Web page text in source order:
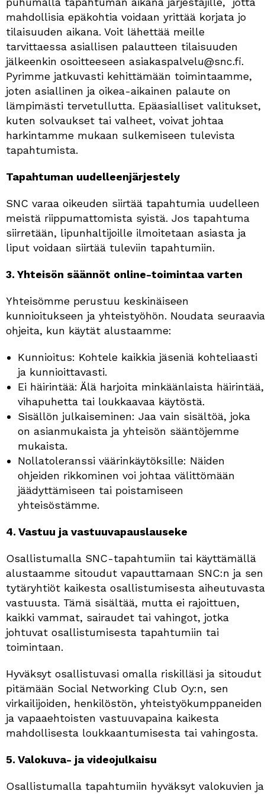
mahdollisia epäkohtia voidaan yrittää korjata jo
tilaisuuden aikana. Voit lähettää meille
tarvittaessa asiallisen palautteen tilaisuuden
jälkeenkin osoitteeseen asiakaspalvelu@snc.fi.
Pyrimme jatkuvasti kehittämään toimintaamme,
joten asiallinen ja oikea-aikainen palaute on
lämpimästi tervetullutta. Epäasialliset valitukset,
kuten solvaukset tai valheet, voivat johtaa
harkintamme mukaan sulkemiseen tulevista
tapahtumista.
Tapahtuman uudelleenjärjestely
SNC varaa oikeuden siirtää tapahtumia uudelleen
meistä riippumattomista syistä. Jos tapahtuma
siirretään, lipunhaltijoille ilmoitetaan asiasta ja
liput voidaan siirtää tuleviin tapahtumiin.
3. Yhteisön säännöt online-toimintaa varten
Yhteisömme perustuu keskinäiseen
kunnioitukseen ja yhteistyöhön. Noudata seuraavia
ohjeita, kun käytät alustaamme:
Kunnioitus: Kohtele kaikkia jäseniä kohteliaasti
ja kunnioittavasti.
Ei häirintää: Älä harjoita minkäänlaista häirintää,
vihapuhetta tai loukkaavaa käytöstä.
Sisällön julkaiseminen: Jaa vain sisältöä, joka
on asianmukaista ja yhteisön sääntöjemme
mukaista.
Nollatoleranssi väärinkäytöksille: Näiden
ohjeiden rikkominen voi johtaa välittömään
jäädyttämiseen tai poistamiseen
yhteisöstämme.
4. Vastuu ja vastuuvapauslauseke
Osallistumalla SNC-tapahtumiin tai käyttämällä
alustaamme sitoudut vapauttamaan SNC:n ja sen
tytäryhtiöt kaikesta osallistumisesta aiheutuvasta
vastuusta. Tämä sisältää, mutta ei rajoittuen,
kaikki vammat, sairaudet tai vahingot, jotka
johtuvat osallistumisesta tapahtumiin tai
toimintaan.
Hyväksyt osallistuvasi omalla riskilläsi ja sitoudut
pitämään Social Networking Club Oy:n, sen
virkailijoiden, henkilöstön, yhteistyökumppaneiden
ja vapaaehtoisten vastuuvapaina kaikesta
mahdollisesta loukkaantumisesta tai vahingosta.
5. Valokuva- ja videojulkaisu
Osallistumalla tapahtumiin hyväksyt valokuvien ja